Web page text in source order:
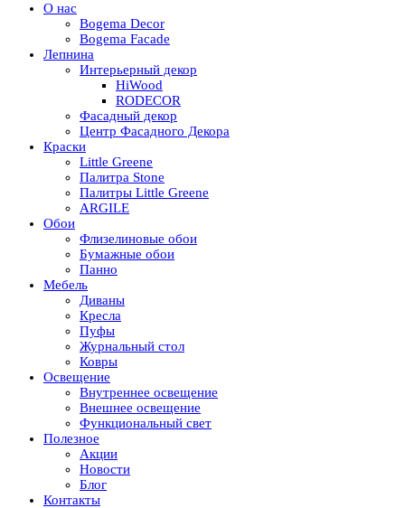
О нас
Bogema Decor
Bogema Facade
Лепнина
Интерьерный декор
HiWood
RODECOR
Фасадный декор
Центр Фасадного Декора
Краски
Little Greene
Палитра Stone
Палитры Little Greene
ARGILE
Обои
Флизелиновые обои
Бумажные обои
Панно
Мебель
Диваны
Кресла
Пуфы
Журнальный стол
Ковры
Освещение
Внутреннее освещение
Внешнее освещение
Функциональный свет
Полезное
Акции
Новости
Блог
Контакты